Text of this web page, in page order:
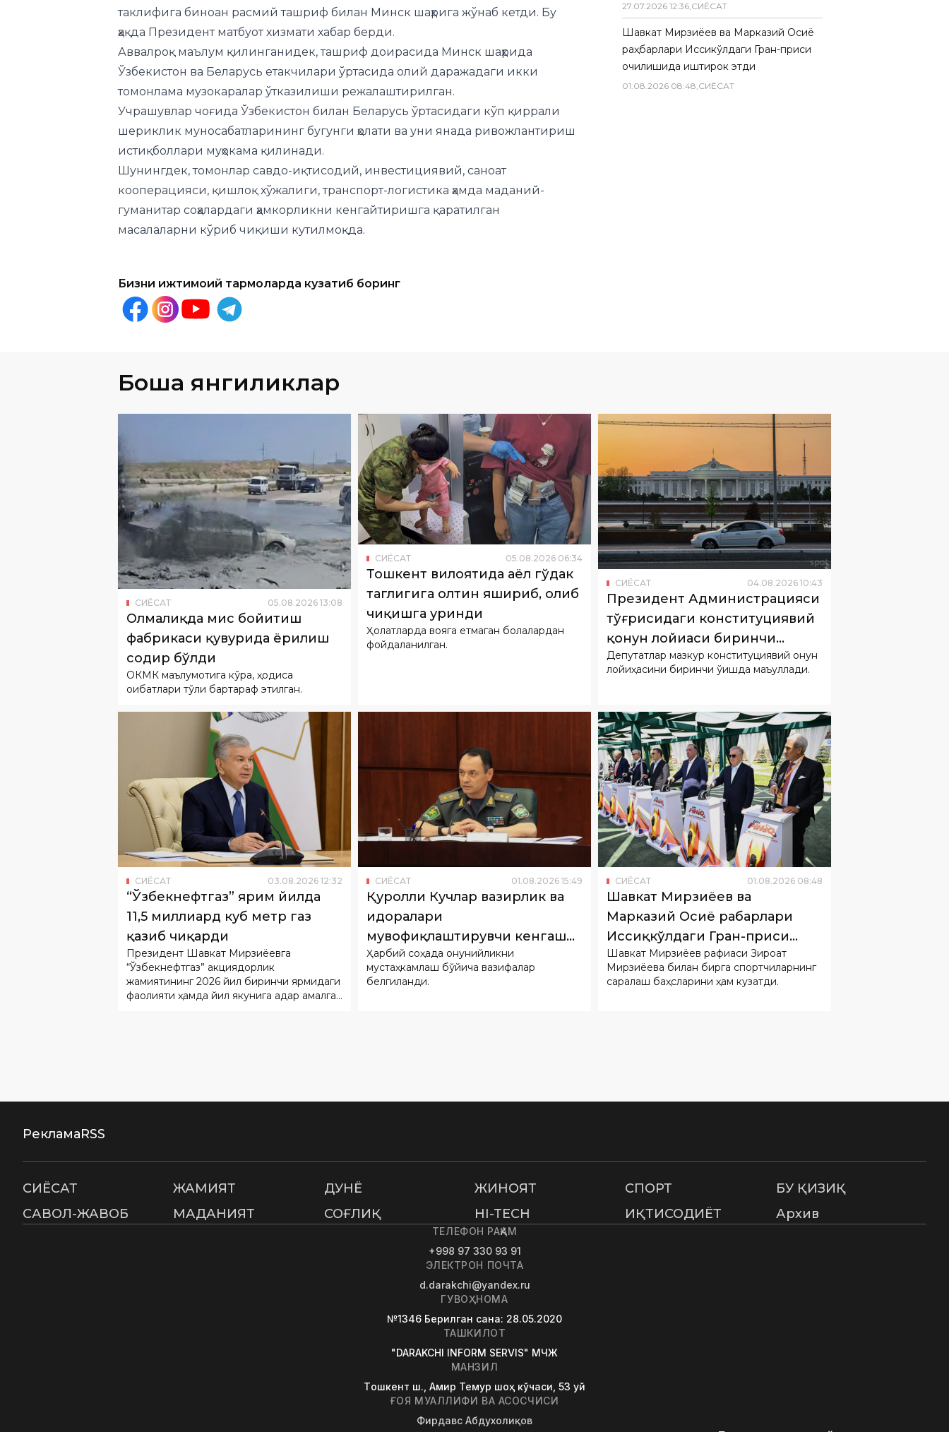
таклифига биноан расмий ташриф билан Минск шаҳрига жўнаб кетди. Бу
ҳақда Президент матбуот хизмати хабар берди.
Аввалроқ маълум қилинганидек, ташриф доирасида Минск шаҳрида
Ўзбекистон ва Беларусь етакчилари ўртасида олий даражадаги икки
томонлама музокаралар ўтказилиши режалаштирилган.
Учрашувлар чоғида Ўзбекистон билан Беларусь ўртасидаги кўп қиррали
шериклик муносабатларининг бугунги ҳолати ва уни янада ривожлантириш
истиқболлари муҳокама қилинади.
Шунингдек, томонлар савдо-иқтисодий, инвестициявий, саноат
кооперацияси, қишлоқ хўжалиги, транспорт-логистика ҳамда маданий-
гуманитар соҳалардаги ҳамкорликни кенгайтиришга қаратилган
масалаларни кўриб чиқиши кутилмоқда.
Бизни ижтимоий тармоқларда кузатиб боринг
27.07.2026 12:36,СИËСАТ
Шавкат Мирзиёев ва Марказий Осиё
раҳбарлари Иссиқкўлдаги Гран-приси
очилишида иштирок этди
01.08.2026 08:48,СИËСАТ
Бошқа янгиликлар
СИËСАТ 05.08.2026 13:08
Олмалиқда мис бойитиш
фабрикаси қувурида ёрилиш
содир бўлди
ОКМК маълумотига кўра, ҳодиса
оқибатлари тўлиқ бартараф этилган.
СИËСАТ 05.08.2026 06:34
Тошкент вилоятида аёл гўдак
таглигига олтин яшириб, олиб
чиқишга уринди
Ҳолатларда вояга етмаган болалардан
фойдаланилган.
СИËСАТ 04.08.2026 10:43
Президент Администрацияси
тўғрисидаги конституциявий
қонун лойиҳаси биринчи
ўқишда қабул қилинди
Депутатлар мазкур конституциявий қонун
лойиҳасини биринчи ўқишда маъқуллади.
СИËСАТ 03.08.2026 12:32
“Ўзбекнефтгаз” ярим йилда
11,5 миллиард куб метр газ
қазиб чиқарди
Президент Шавкат Мирзиёевга
“Ўзбекнефтгаз” акциядорлик
жамиятининг 2026 йил биринчи ярмидаги
фаолияти ҳамда йил якунига қадар амалга
СИËСАТ 01.08.2026 15:49
Қуролли Кучлар вазирлик ва
идоралари
мувофиқлаштирувчи кенгаши
йиғилиши ўтказилди
Ҳарбий соҳада қонунийликни
мустаҳкамлаш бўйича вазифалар
белгиланди.
СИËСАТ 01.08.2026 08:48
Шавкат Мирзиёев ва
Марказий Осиё раҳбарлари
Иссиқкўлдаги Гран-приси
очилишида иштирок этди
Шавкат Мирзиёев рафиқаси Зироат
Мирзиёева билан бирга спортчиларнинг
саралаш баҳсларини ҳам кузатди.
РекламаRSS
СИËСАТ ЖАМИЯТ ДУНË ЖИНОЯТ СПОРТ
БУ ҚИЗИҚ
САВОЛ-ЖАВОБ
МАДАНИЯТ СОҒЛИҚ HI-TECH ИҚТИСОДИЁТ Архив
ТЕЛЕФОН РАҚАМ
+998 97 330 93 91
ЭЛЕКТРОН ПОЧТА
d.darakchi@yandex.ru
ГУВОҲНОМА
№1346 Берилган сана: 28.05.2020
ТАШКИЛОТ
"DARAKCHI INFORM SERVIS" МЧЖ
МАНЗИЛ
Tошкент ш., Амир Темур шоҳ кўчаси, 53 уй
ҒОЯ МУАЛЛИФИ ВА АСОСЧИСИ
Фирдавс Абдухолиқов